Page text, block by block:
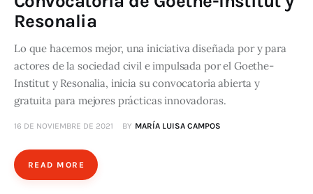
Resonalia
Lo que hacemos mejor, una iniciativa diseñada por y para
actores de la sociedad civil e impulsada por el Goethe-
Institut y Resonalia, inicia su convocatoria abierta y
gratuita para mejores prácticas innovadoras.
16 DE NOVIEMBRE DE 2021 BY MARÍA LUISA CAMPOS
READ MORE